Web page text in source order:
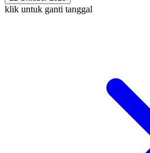
klik untuk ganti tanggal